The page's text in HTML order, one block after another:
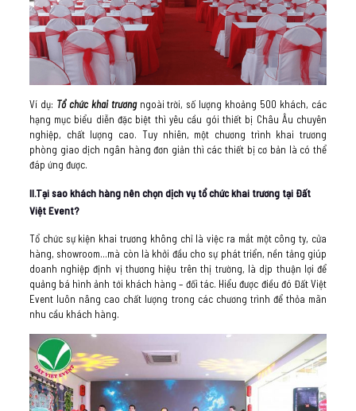
Ví dụ: Tổ chức khai trươngngoài trời, số lượng khoảng 500 khách, các
hạng mục biểu diễn đặc biệt thì yêu cầu gói thiết bị Châu Âu chuyên
nghiệp, chất lượng cao. Tuy nhiên, một chương trình khai trương
phòng giao dịch ngân hàng đơn giản thì các thiết bị cơ bản là có thể
đáp ứng được.
II.Tại sao khách hàng nên chọn dịch vụ tổ chức khai trương tại Đất
Việt Event?
Tổ chức sự kiện khai trương không chỉ là việc ra mắt một công ty, cửa
hàng, showroom…mà còn là khởi đầu cho sự phát triển, nền tảng giúp
doanh nghiệp định vị thương hiệu trên thị trường, là dịp thuận lợi để
quảng bá hình ảnh tới khách hàng – đối tác. Hiểu được điều đó Đất Việt
Event luôn nâng cao chất lượng trong các chương trình để thỏa mãn
nhu cầu khách hàng.